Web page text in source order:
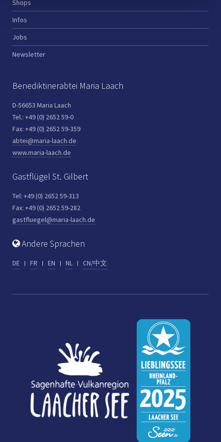
Shops
Infos
Jobs
Newsletter
Benediktinerabtei Maria Laach
D-56653 Maria Laach
Tel.: +49 (0) 2652 59-0
Fax: +49 (0) 2652 59-359
abtei@maria-laach.de
www.maria-laach.de
Gastflügel St. Gilbert
Tel: +49 (0) 2652 59-313
Fax: +49 (0) 2652 59-282
gastfluegel@maria-laach.de
Andere Sprachen
DE FR EN NL CN/中文